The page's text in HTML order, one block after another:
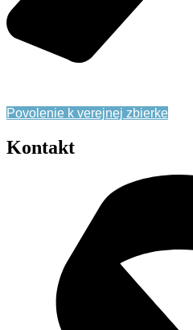
Povolenie k verejnej zbierke
Kontakt